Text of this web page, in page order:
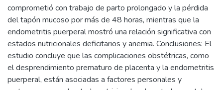
comprometió con trabajo de parto prolongado y la pérdida
del tapón mucoso por más de 48 horas, mientras que la
endometritis puerperal mostró una relación significativa con
estados nutricionales deficitarios y anemia. Conclusiones: El
estudio concluye que las complicaciones obstétricas, como
el desprendimiento prematuro de placenta y la endometritis
puerperal, están asociadas a factores personales y